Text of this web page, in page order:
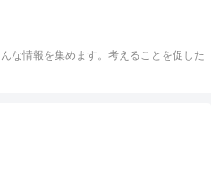
な情報を集めます。考えることを促した